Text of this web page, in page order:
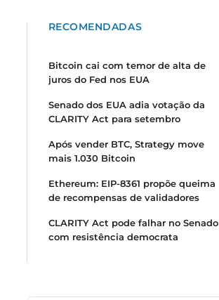
RECOMENDADAS
Bitcoin cai com temor de alta de
juros do Fed nos EUA
Senado dos EUA adia votação da
CLARITY Act para setembro
Após vender BTC, Strategy move
mais 1.030 Bitcoin
Ethereum: EIP-8361 propõe queima
de recompensas de validadores
CLARITY Act pode falhar no Senado
com resistência democrata